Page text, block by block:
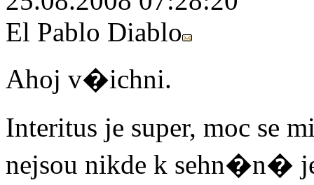
El Pablo Diablo
Ahoj v�ichni.
Interitus je super, moc
nejsou nikde k sehn�n�